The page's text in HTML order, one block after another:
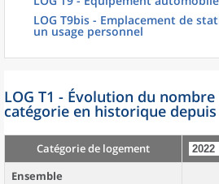
LOG T9bis - Emplacement de
un usage personnel
LOG T1 - Évolution du
catégorie en historique depuis
Catégorie de logement
Ensemble